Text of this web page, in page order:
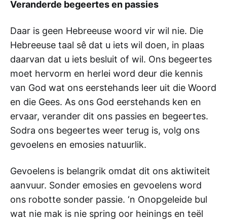
Veranderde begeertes en passies
Daar is geen Hebreeuse woord vir wil nie. Die
Hebreeuse taal sê dat u iets wil doen, in plaas
daarvan dat u iets besluit of wil. Ons begeertes
moet hervorm en herlei word deur die kennis
van God wat ons eerstehands leer uit die Woord
en die Gees. As ons God eerstehands ken en
ervaar, verander dit ons passies en begeertes.
Sodra ons begeertes weer terug is, volg ons
gevoelens en emosies natuurlik.
Gevoelens is belangrik omdat dit ons aktiwiteit
aanvuur. Sonder emosies en gevoelens word
ons robotte sonder passie. ‘n Onopgeleide bul
wat nie mak is nie spring oor heinings en teël